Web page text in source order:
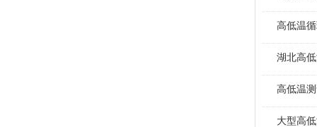
高低温
湖北高
高低温
大型高